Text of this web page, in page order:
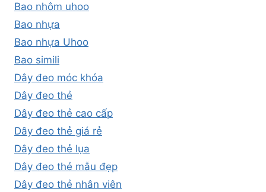
Bao nhôm uhoo
Bao nhựa
Bao nhựa Uhoo
Bao simili
Dây đeo móc khóa
Dây đeo thẻ
Dây đeo thẻ cao cấp
Dây đeo thẻ giá rẻ
Dây đeo thẻ lụa
Dây đeo thẻ mẫu đẹp
Dây đeo thẻ nhân viên